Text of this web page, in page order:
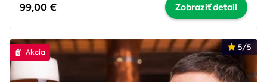
99,00 € Zobraziť detail
5/5
Akcia